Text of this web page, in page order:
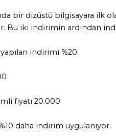
bir dizüstü bilgisayara ilk
Bu iki indirimin ardından
indirimi %20.
fiyatı 20.000
daha indirim uygulanıyor.